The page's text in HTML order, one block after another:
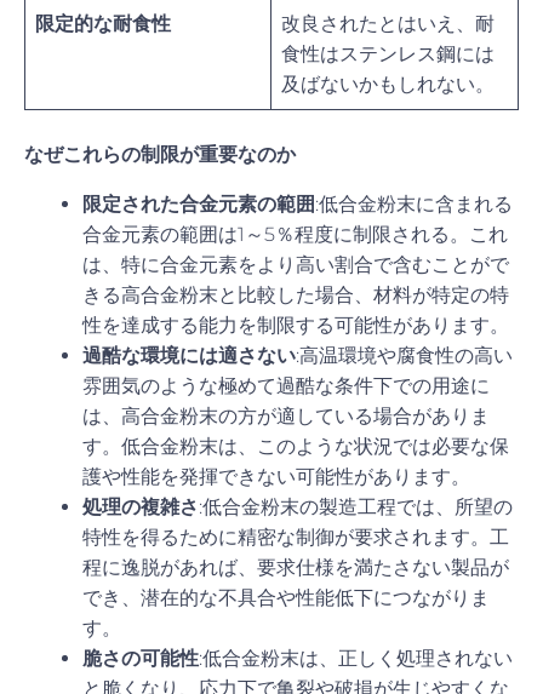
限定的な耐食性
改良されたとはいえ、耐
食性はステンレス鋼には
及ばないかもしれない。
なぜこれらの制限が重要なのか
限定された合金元素の範囲:低合金粉末に含まれる
合金元素の範囲は1～5％程度に制限される。これ
は、特に合金元素をより高い割合で含むことがで
きる高合金粉末と比較した場合、材料が特定の特
性を達成する能力を制限する可能性があります。
過酷な環境には適さない:高温環境や腐食性の高い
雰囲気のような極めて過酷な条件下での用途に
は、高合金粉末の方が適している場合がありま
す。低合金粉末は、このような状況では必要な保
護や性能を発揮できない可能性があります。
処理の複雑さ:低合金粉末の製造工程では、所望の
特性を得るために精密な制御が要求されます。工
程に逸脱があれば、要求仕様を満たさない製品が
でき、潜在的な不具合や性能低下につながりま
す。
脆さの可能性:低合金粉末は、正しく処理されない
と脆くなり、応力下で亀裂や破損が生じやすくな